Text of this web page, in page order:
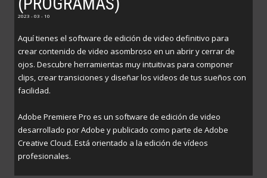
2023 - 03 - 10
Aquí tienes el software de edición de video definitivo para
crear contenido de video asombroso en un abrir y cerrar de
ojos. Descubre herramientas muy intuitivas para componer
clips, crear transiciones y diseñar los videos de tus sueños con
facilidad.
Adobe Premiere Pro es un software de edición de video
desarrollado por Adobe y publicado como parte de Adobe
Creative Cloud. Está orientado a la edición de vídeos
profesionales.